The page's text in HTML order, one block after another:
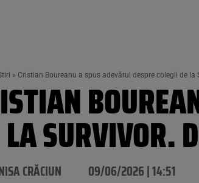
» Cristian Boureanu a spus adevărul despre colegii de
SURVIVOR.
CRĂCIUN 09/06/2026 | 14:51